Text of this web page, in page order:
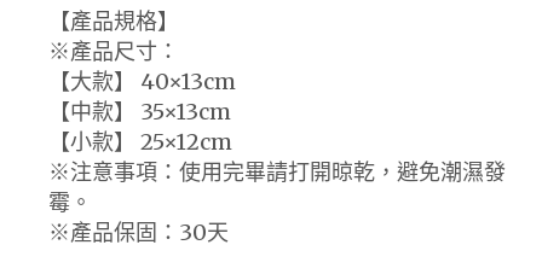
【產品規格】
※產品尺寸：
【大款】 40×13cm
【中款】 35×13cm
【小款】 25×12cm
※注意事項：使用完畢請打開晾乾，避免潮濕發
霉。
※產品保固：30天